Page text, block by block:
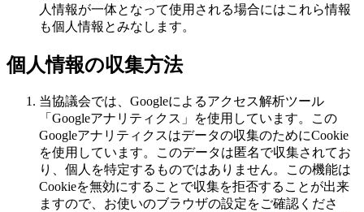
人情報が一体となって使用される場合にはこれら情報
も個人情報とみなします。
個人情報の収集方法
当協議会では、Googleによるアクセス解析ツール
「Googleアナリティクス」を使用しています。この
Googleアナリティクスはデータの収集のためにCookie
を使用しています。このデータは匿名で収集されてお
り、個人を特定するものではありません。この機能は
Cookieを無効にすることで収集を拒否することが出来
ますので、お使いのブラウザの設定をご確認くださ